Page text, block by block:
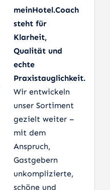
meinHotel.Coach
steht für
Klarheit,
Qualität und
echte
Praxistauglichkeit.
Wir entwickeln
unser Sortiment
gezielt weiter –
mit dem
Anspruch,
Gastgebern
unkomplizierte,
schöne und